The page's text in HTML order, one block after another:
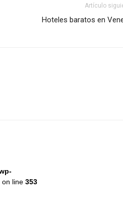
Artículo
Hoteles baratos en
on line 353